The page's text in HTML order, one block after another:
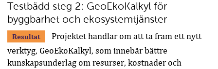
Testbädd steg 2: GeoEkoKalkyl för
byggbarhet och ekosystemtjänster
Resultat
Projektet handlar om att ta fram ett nytt
verktyg, GeoEkoKalkyl, som innebär bättre
kunskapsunderlag om resurser, kostnader och